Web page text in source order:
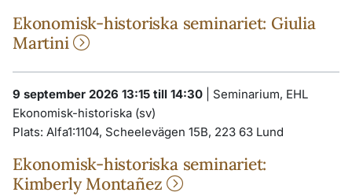
Ekonomisk-historiska seminariet: Giulia
Martini
9 september 2026 13:15 till 14:30
Seminarium, EHL
Ekonomisk-historiska (sv)
Plats: Alfa1:1104, Scheelevägen 15B, 223 63 Lund
Ekonomisk-historiska seminariet:
Kimberly Montañez